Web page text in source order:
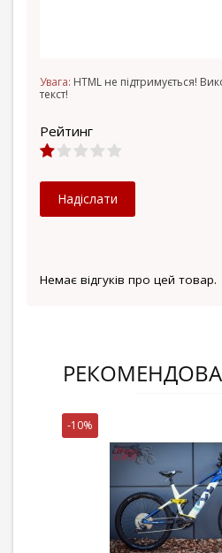
Немає відгуків про цей товар.
Увага: HTML не підтримується!
текст!
Рейтинг
Надіслати
-10%